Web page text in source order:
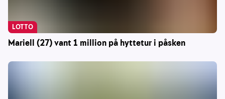
Mariell (27) vant 1 million på hyttetur i påsken
LOTTO